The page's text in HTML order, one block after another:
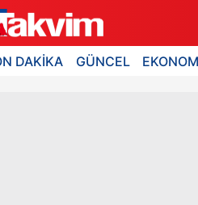
DAKİKA GÜNCEL